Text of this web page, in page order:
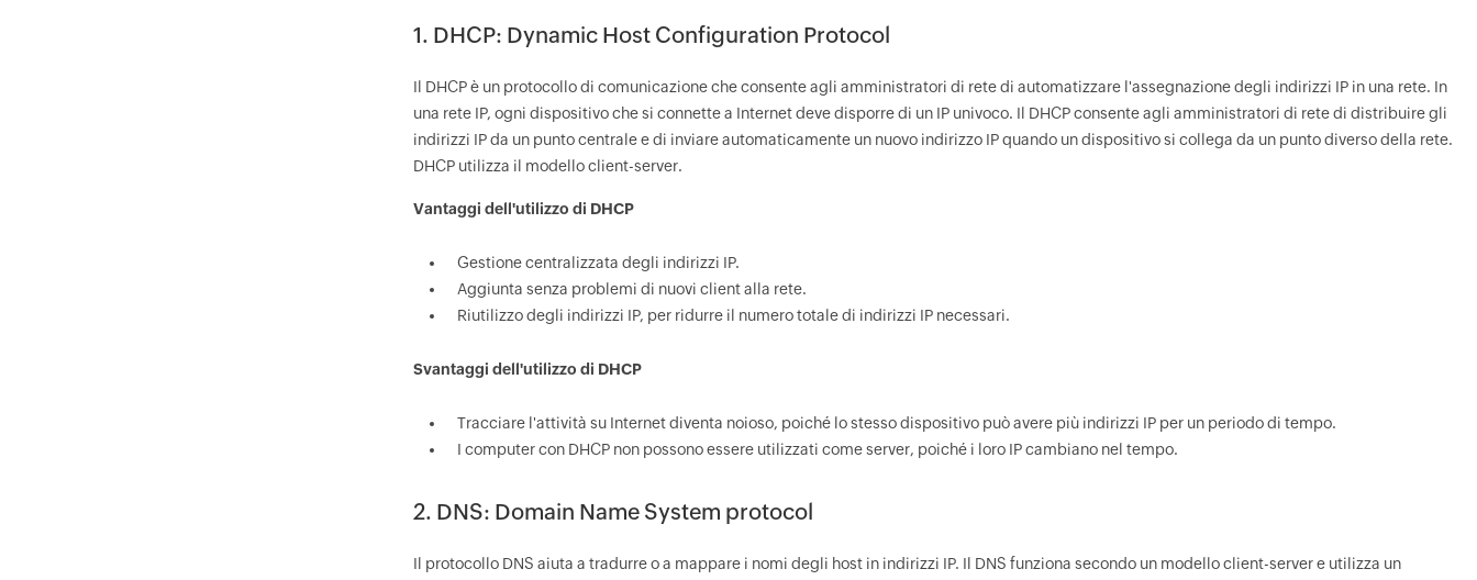
1. DHCP: Dynamic Host Configuration Protocol
Il DHCP è un protocollo di comunicazione che consente agli amministratori di rete di automatizzare l'assegnazione degli indirizzi IP in una rete. In
una rete IP, ogni dispositivo che si connette a Internet deve disporre di un IP univoco. Il DHCP consente agli amministratori di rete di distribuire gli
indirizzi IP da un punto centrale e di inviare automaticamente un nuovo indirizzo IP quando un dispositivo si collega da un punto diverso della rete.
DHCP utilizza il modello client-server.
Vantaggi dell'utilizzo di DHCP
Gestione centralizzata degli indirizzi IP.
Aggiunta senza problemi di nuovi client alla rete.
Riutilizzo degli indirizzi IP, per ridurre il numero totale di indirizzi IP necessari.
Svantaggi dell'utilizzo di DHCP
Tracciare l'attività su Internet diventa noioso, poiché lo stesso dispositivo può avere più indirizzi IP per un periodo di tempo.
I computer con DHCP non possono essere utilizzati come server, poiché i loro IP cambiano nel tempo.
2. DNS: Domain Name System protocol
Il protocollo DNS aiuta a tradurre o a mappare i nomi degli host in indirizzi IP. Il DNS funziona secondo un modello client-server e utilizza un